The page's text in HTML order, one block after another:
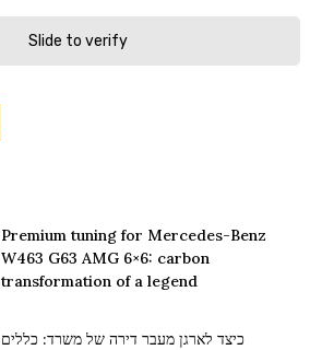
Slide to verify
Premium tuning for Mercedes-Benz
W463 G63 AMG 6×6: carbon
transformation of a legend
כיצד לארגן מעבר דירה של משרד: כללים